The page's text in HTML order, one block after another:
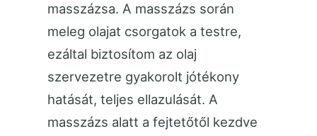
masszázsa. A masszázs során
meleg olajat csorgatok a testre,
ezáltal biztosítom az olaj
szervezetre gyakorolt jótékony
hatását, teljes ellazulását. A
masszázs alatt a fejtetőtől kezdve